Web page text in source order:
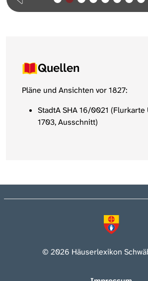
Quellen
Pläne und Ansichten vor 1827:
StadtA SHA 16/0021
1703, Ausschnitt)
© 2026 Häuserlexikon